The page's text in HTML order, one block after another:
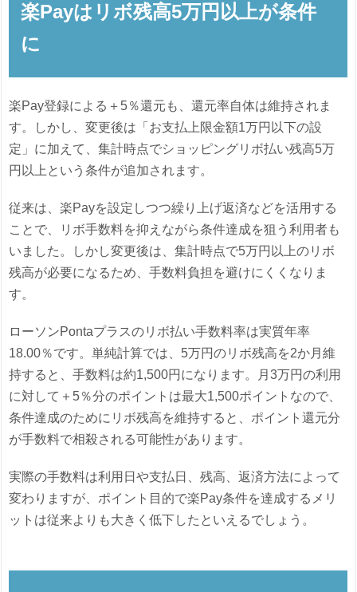
楽Payはリボ残高5万円以上が条件
に
楽Pay登録による＋5％還元も、還元率自体は維持されま
す。しかし、変更後は「お支払上限金額1万円以下の設
定」に加えて、集計時点でショッピングリボ払い残高5万
円以上という条件が追加されます。
従来は、楽Payを設定しつつ繰り上げ返済などを活用する
ことで、リボ手数料を抑えながら条件達成を狙う利用者も
いました。しかし変更後は、集計時点で5万円以上のリボ
残高が必要になるため、手数料負担を避けにくくなりま
す。
ローソンPontaプラスのリボ払い手数料率は実質年率
18.00％です。単純計算では、5万円のリボ残高を2か月維
持すると、手数料は約1,500円になります。月3万円の利用
に対して＋5％分のポイントは最大1,500ポイントなので、
条件達成のためにリボ残高を維持すると、ポイント還元分
が手数料で相殺される可能性があります。
実際の手数料は利用日や支払日、残高、返済方法によって
変わりますが、ポイント目的で楽Pay条件を達成するメリ
ットは従来よりも大きく低下したといえるでしょう。